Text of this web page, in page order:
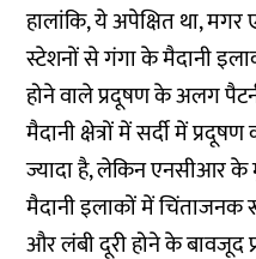
हालांकि, ये अपेक्षित था,
स्टेशनों से गंगा के मैदानी
होने वाले प्रदूषण के अलग
मैदानी क्षेत्रों में सर्दी में
ज्यादा है, लेकिन एनसीआर
मैदानी इलाकों में चिंताजनक
और लंबी दूरी होने के बावजूद